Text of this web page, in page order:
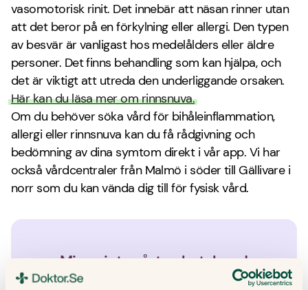
vasomotorisk rinit. Det innebär att näsan rinner utan
att det beror på en förkylning eller allergi. Den typen
av besvär är vanligast hos medelålders eller äldre
personer. Det finns behandling som kan hjälpa, och
det är viktigt att utreda den underliggande orsaken.
Här kan du läsa mer om rinnsnuva.
Om du behöver söka vård för bihåleinflammation,
allergi eller rinnsnuva kan du få rådgivning och
bedömning av dina symtom direkt i vår app. Vi har
också vårdcentraler från Malmö i söder till Gällivare i
norr som du kan vända dig till för fysisk vård.
Missa inte vårt nyhetsbrev!